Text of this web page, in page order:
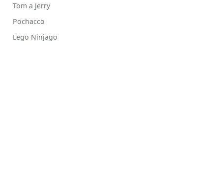
Tom a Jerry
Pochacco
Lego Ninjago